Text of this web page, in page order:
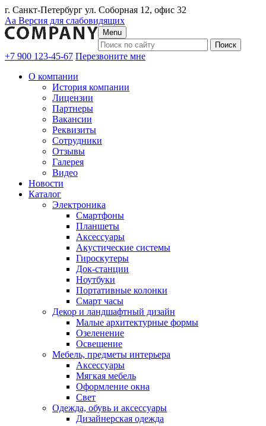
г. Санкт-Петербург ул. Соборная 12, офис 32
Аа Версия для слабовидящих
Menu
+7 900 123-45-67 Перезвоните мне
О компании
История компании
Лицензии
Партнеры
Вакансии
Реквизиты
Сотрудники
Отзывы
Галерея
Видео
Новости
Каталог
Электроника
Смартфоны
Планшеты
Аксессуары
Акустические системы
Гироскутеры
Док-станции
Ноутбуки
Портативные колонки
Смарт часы
Декор и ландшафтный дизайн
Малые архитектурные формы
Озеленение
Освещение
Мебель, предметы интерьера
Аксессуары
Мягкая мебель
Оформление окна
Свет
Одежда, обувь и аксессуары
Дизайнерская одежда